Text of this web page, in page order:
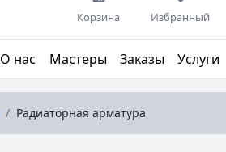
Корзина Избранный
О нас Мастеры Заказы Услуги
/ Радиаторная арматура